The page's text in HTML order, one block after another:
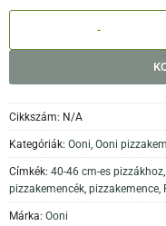
Ooni Koda 2 PRO (30
Cikkszám: N/A
Kategóriák: Ooni, Ooni
Címkék: 40-46 cm-es pizzákhoz,
pizzakemencék, pizzakemence,
Márka: Ooni